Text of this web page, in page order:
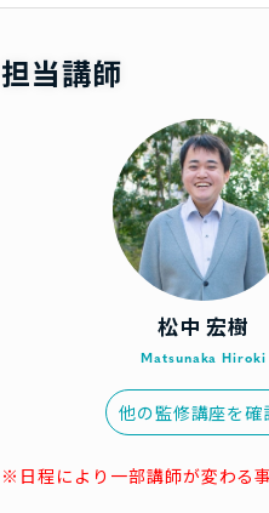
担当講師
松中 宏樹
Matsunaka Hiroki
他の監修講座を確
※日程により一部講師が変わる事